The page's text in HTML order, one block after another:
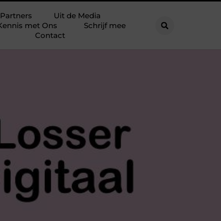
Partners
Uit de Media
met Ons
Schrijf mee
Contact